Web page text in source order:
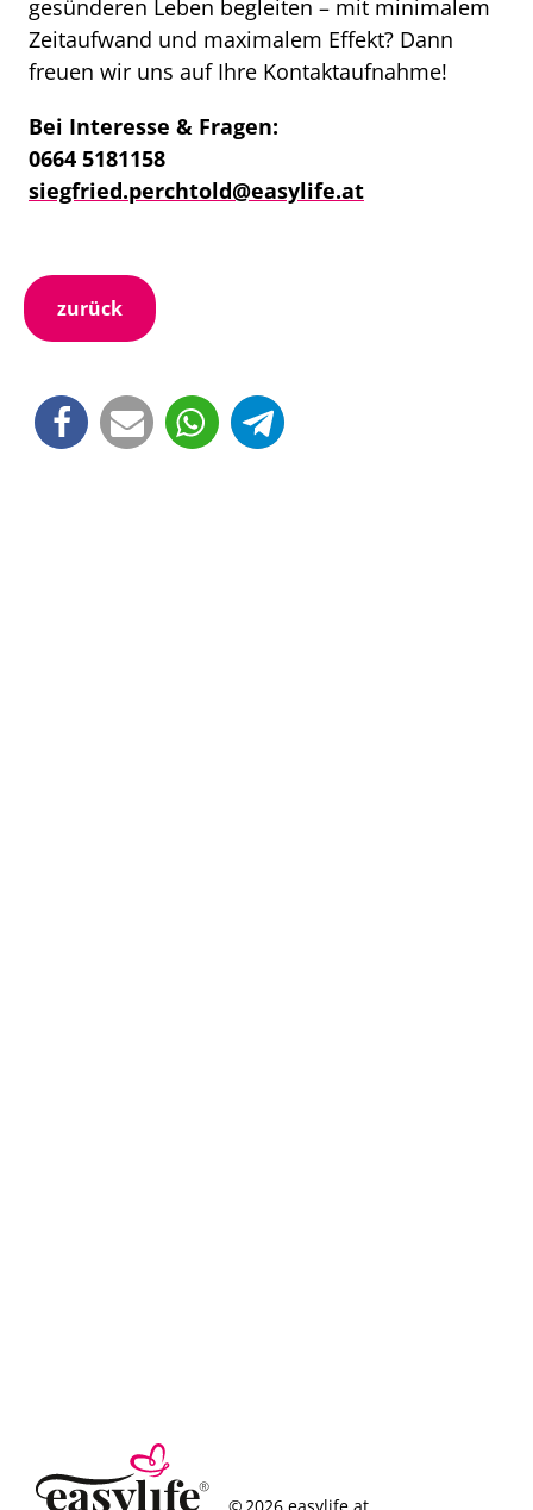
gesünderen Leben begleiten – mit minimalem
Zeitaufwand und maximalem Effekt? Dann
freuen wir uns auf Ihre Kontaktaufnahme!
Bei Interesse & Fragen:
0664 5181158
siegfried.perchtold@easylife.at
zurück